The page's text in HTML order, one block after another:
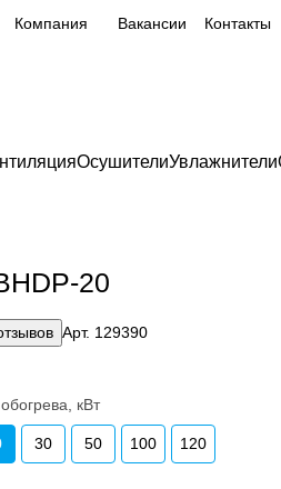
Компания Вакансии Контакты
ОсушителиУвлажнители
20
Арт. 129390
кВт
30 50 100 120